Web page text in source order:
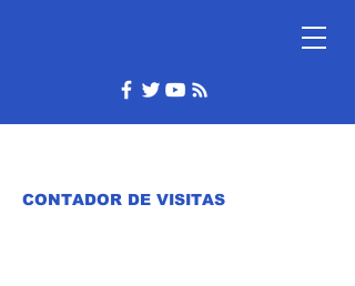
CONTADOR DE VISITAS